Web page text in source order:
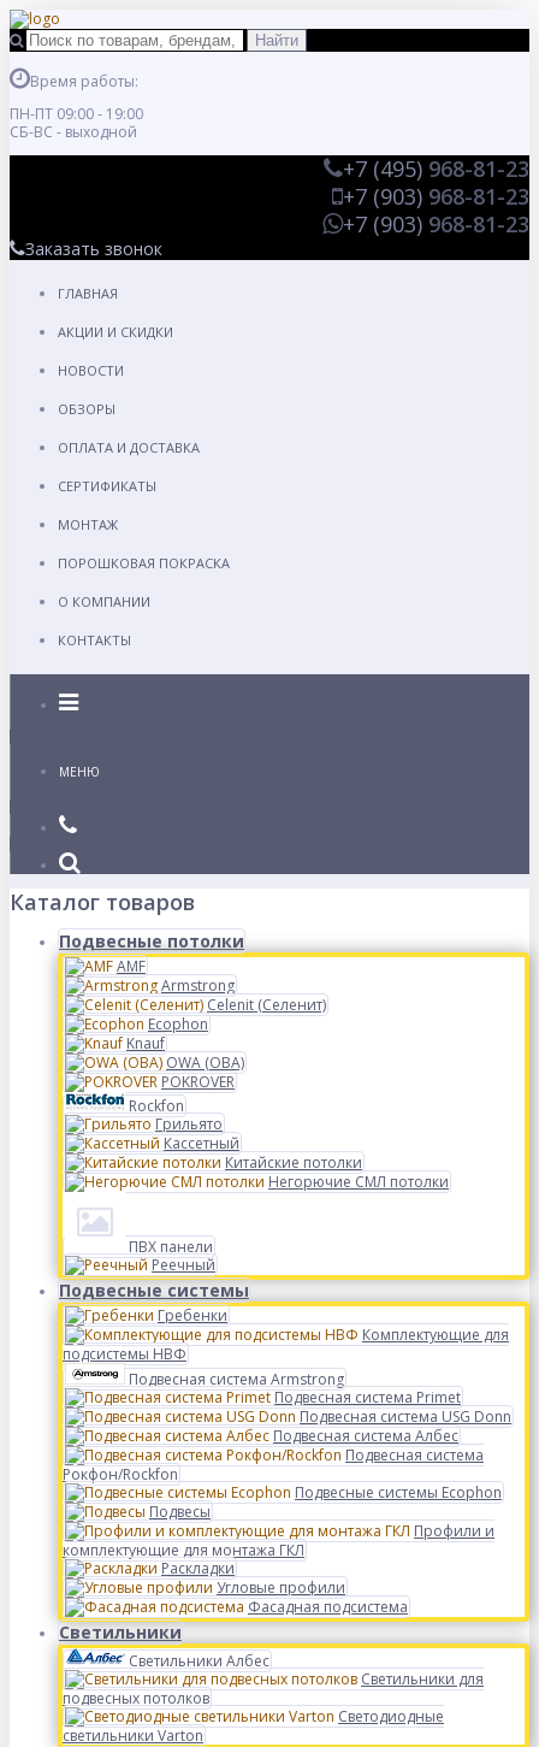
Время работы:
ПН-ПТ 09:00 - 19:00
СБ-ВС - выходной
+7 (495) 968-81-23
+7 (903) 968-81-23
+7 (903) 968-81-23
Заказать звонок
ГЛАВНАЯ
АКЦИИ И СКИДКИ
НОВОСТИ
ОБЗОРЫ
ОПЛАТА И ДОСТАВКА
СЕРТИФИКАТЫ
МОНТАЖ
ПОРОШКОВАЯ ПОКРАСКА
О КОМПАНИИ
КОНТАКТЫ
Каталог
МЕНЮ
Каталог товаров
Подвесные потолки
AMF
Armstrong
Celenit (Селенит)
Ecophon
Knauf
OWA (ОВА)
POKROVER
Rockfon
Грильято
Кассетный
Китайские потолки
Негорючие СМЛ потолки
ПВХ панели
Реечный
Подвесные системы
Гребенки
Комплектующие для
подсистемы НВФ
Подвесная система Armstrong
Подвесная система Primet
Подвесная система USG Donn
Подвесная система Албес
Подвесная система
Рокфон/Rockfon
Подвесные системы Ecophon
Подвесы
Профили и
комплектующие для монтажа ГКЛ
Раскладки
Угловые профили
Фасадная подсистема
Светильники
Светильники Албес
Светильники для
подвесных потолков
Светодиодные
светильники Varton